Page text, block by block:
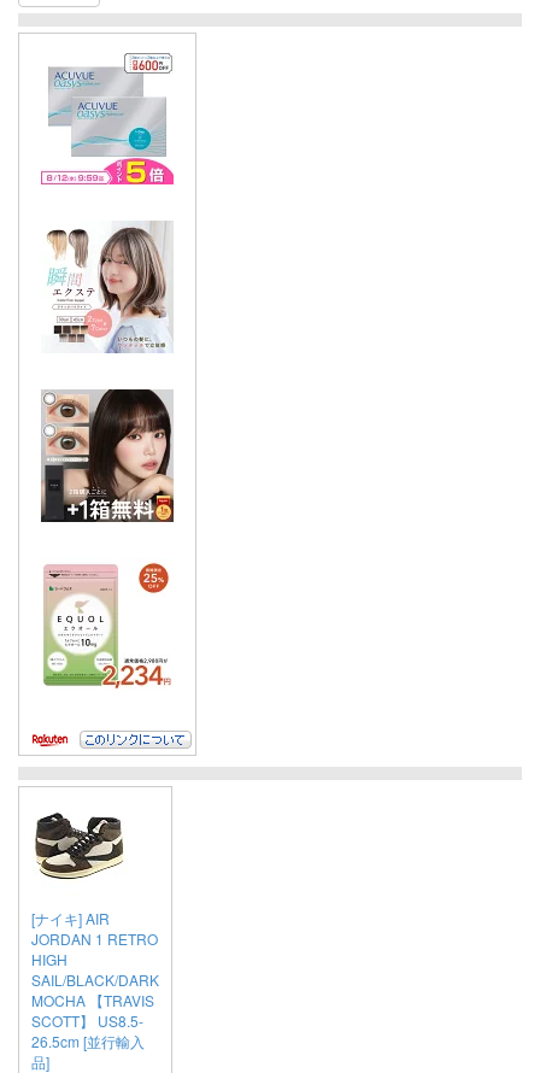
[ナイキ] AIR
JORDAN 1 RETRO
HIGH
SAIL/BLACK/DARK
MOCHA 【TRAVIS
SCOTT】 US8.5-
26.5cm [並行輸入
品]